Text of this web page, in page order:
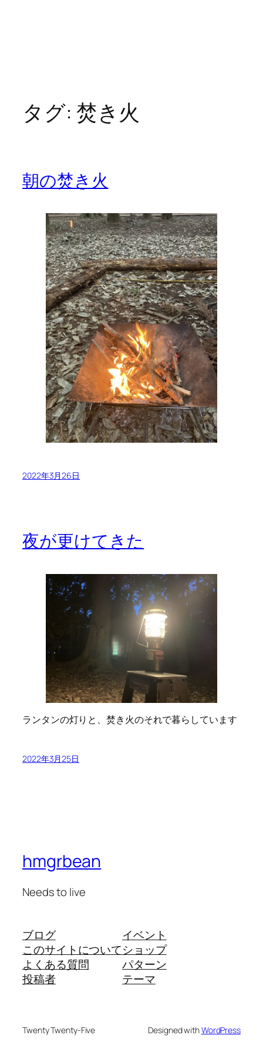
タグ: 焚き火
朝の焚き火
2022年3月26日
夜が更けてきた
ランタンの灯りと、焚き火のそれで暮らしています
2022年3月25日
hmgrbean
Needs to live
ブログ
このサイトについて
よくある質問
投稿者
イベント
ショップ
パターン
テーマ
Twenty Twenty-Five Designed withWordPress